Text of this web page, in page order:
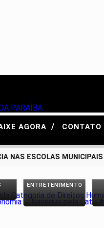
AGORA / CONTATO
ESCOLAS MUNICIPAIS
ENTRETENIMENTO